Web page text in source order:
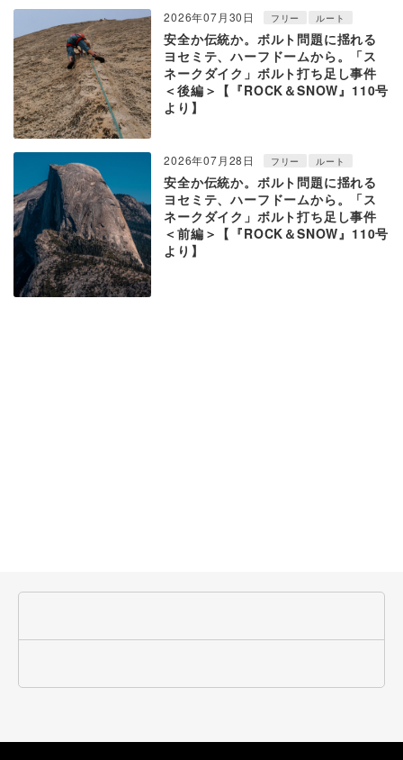
2026年07月30日 フリー ルート
安全か伝統か。ボルト問題に揺れる
ヨセミテ、ハーフドームから。「ス
ネークダイク」ボルト打ち足し事件
＜後編＞【『ROCK＆SNOW』110号
より】
2026年07月28日 フリー ルート
安全か伝統か。ボルト問題に揺れる
ヨセミテ、ハーフドームから。「ス
ネークダイク」ボルト打ち足し事件
＜前編＞【『ROCK＆SNOW』110号
より】